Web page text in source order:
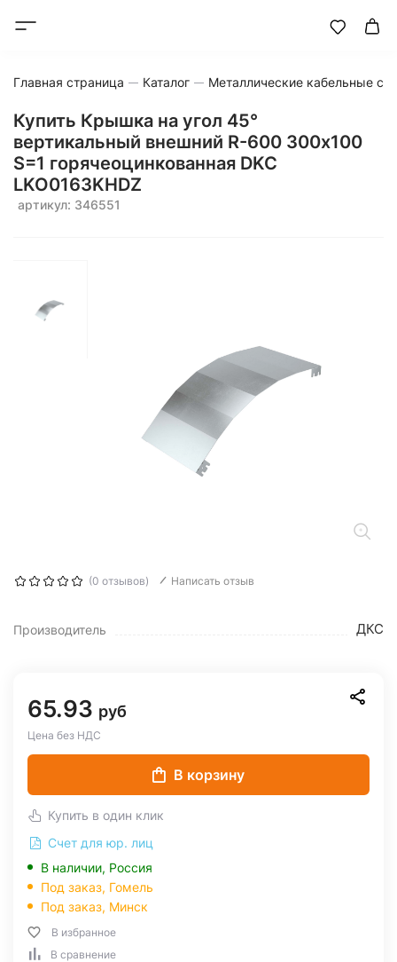
Главная страница Каталог Металлические кабельные
Купить Крышка на угол 45°
вертикальный внешний R-600 300х100
S=1 горячеоцинкованная DKC
LKO0163KHDZ
артикул: 346551
(0 отзывов) Написать отзыв
Производитель ДКС
65.93 руб
Цена без НДС
В корзину
Купить в один клик
Счет для юр. лиц
В наличии, Россия
Под заказ, Гомель
Под заказ, Минск
В избранное
В сравнение